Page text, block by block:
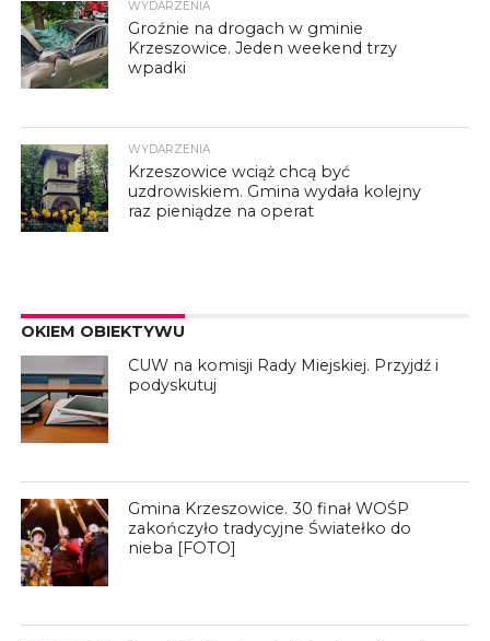
WYDARZENIA
Groźnie na drogach w gminie
Krzeszowice. Jeden weekend trzy
wpadki
WYDARZENIA
Krzeszowice wciąż chcą być
uzdrowiskiem. Gmina wydała kolejny
raz pieniądze na operat
OKIEM OBIEKTYWU
CUW na komisji Rady Miejskiej. Przyjdź i
podyskutuj
Gmina Krzeszowice. 30 finał WOŚP
zakończyło tradycyjne Światełko do
nieba [FOTO]